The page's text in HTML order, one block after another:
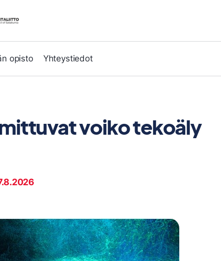
opisto Yhteystiedot
voiko tekoäly